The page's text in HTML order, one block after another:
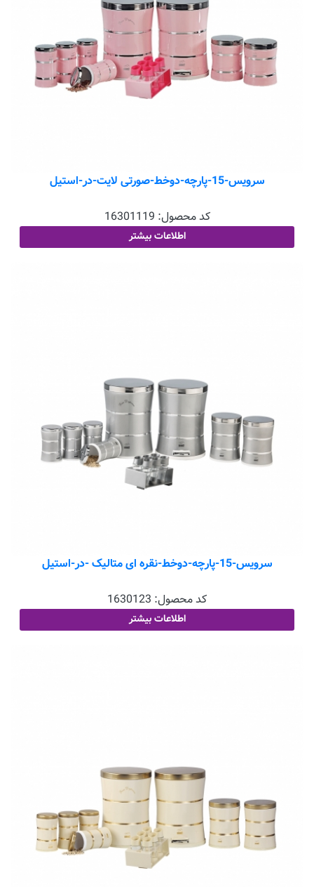
سرویس-15-پارچه-دوخط-صورتی لایت-در-استیل
کد محصول: 16301119
اطلاعات بیشتر
سرویس-15-پارچه-دوخط-نقره ای متالیک -در-استیل
کد محصول: 1630123
اطلاعات بیشتر